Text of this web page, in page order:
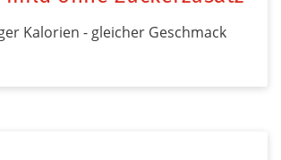
Kalorien - gleicher Geschmack